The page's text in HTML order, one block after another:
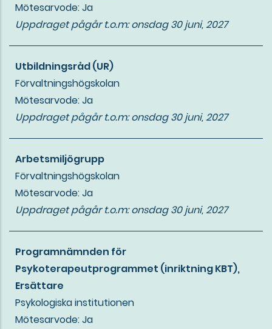
Mötesarvode: Ja
Uppdraget pågår t.o.m:onsdag 30 juni, 2027
Utbildningsråd (UR)
Förvaltningshögskolan
Mötesarvode: Ja
Uppdraget pågår t.o.m:onsdag 30 juni, 2027
Arbetsmiljögrupp
Förvaltningshögskolan
Mötesarvode: Ja
Uppdraget pågår t.o.m:onsdag 30 juni, 2027
Programnämnden för
Psykoterapeutprogrammet (inriktning KBT),
Ersättare
Psykologiska institutionen
Mötesarvode: Ja